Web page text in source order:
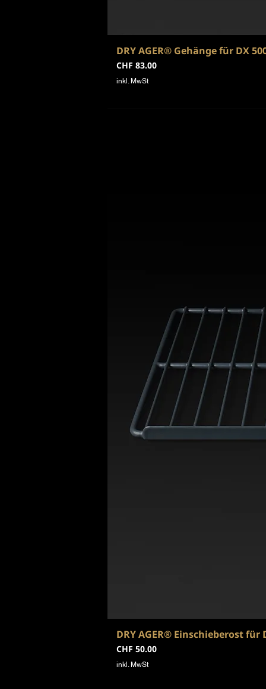
DRY AGER® Gehänge für DX
Preis
CHF 83.00
inkl. MwSt
DRY AGER® Einschieberost für
Preis
CHF 50.00
inkl. MwSt